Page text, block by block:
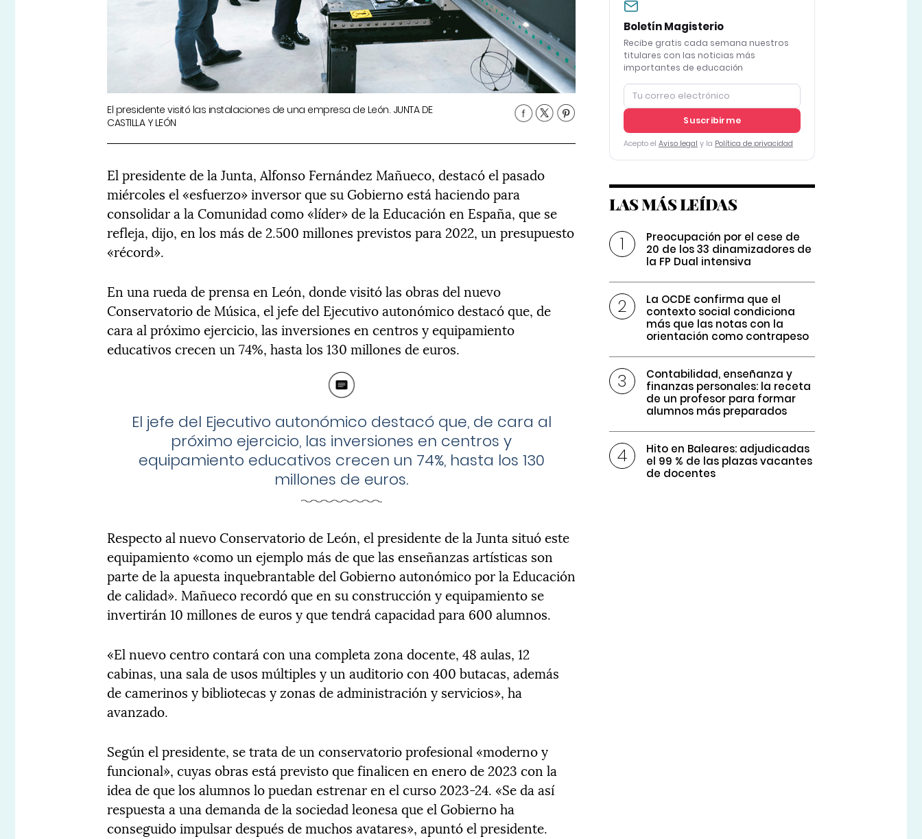
El presidente visitó las instalaciones de una empresa de León. JUNTA DE
CASTILLA Y LEÓN
El presidente de la Junta, Alfonso Fernández Mañueco, destacó el pasado
miércoles el «esfuerzo» inversor que su Gobierno está haciendo para
consolidar a la Comunidad como «líder» de la Educación en España, que se
refleja, dijo, en los más de 2.500 millones previstos para 2022, un presupuesto
«récord».
En una rueda de prensa en León, donde visitó las obras del nuevo
Conservatorio de Música, el jefe del Ejecutivo autonómico destacó que, de
cara al próximo ejercicio, las inversiones en centros y equipamiento
educativos crecen un 74%, hasta los 130 millones de euros.
El jefe del Ejecutivo autonómico destacó que, de cara al
próximo ejercicio, las inversiones en centros y
equipamiento educativos crecen un 74%, hasta los 130
millones de euros.
Respecto al nuevo Conservatorio de León, el presidente de la Junta situó este
equipamiento «como un ejemplo más de que las enseñanzas artísticas son
parte de la apuesta inquebrantable del Gobierno autonómico por la Educación
de calidad». Mañueco recordó que en su construcción y equipamiento se
invertirán 10 millones de euros y que tendrá capacidad para 600 alumnos.
«El nuevo centro contará con una completa zona docente, 48 aulas, 12
cabinas, una sala de usos múltiples y un auditorio con 400 butacas, además
de camerinos y bibliotecas y zonas de administración y servicios», ha
avanzado.
Según el presidente, se trata de un conservatorio profesional «moderno y
funcional», cuyas obras está previsto que finalicen en enero de 2023 con la
idea de que los alumnos lo puedan estrenar en el curso 2023-24. «Se da así
respuesta a una demanda de la sociedad leonesa que el Gobierno ha
conseguido impulsar después de muchos avatares», apuntó el presidente.
Boletín Magisterio
Recibe gratis cada semana nuestros
titulares con las noticias más
importantes de educación
Suscribirme
Acepto el Aviso legal y la Política de privacidad
LAS MÁS LEÍDAS
Preocupación por el cese de
20 de los 33 dinamizadores de
la FP Dual intensiva
La OCDE confirma que el
contexto social condiciona
más que las notas con la
orientación como contrapeso
Contabilidad, enseñanza y
finanzas personales: la receta
de un profesor para formar
alumnos más preparados
Hito en Baleares: adjudicadas
el 99 % de las plazas vacantes
de docentes